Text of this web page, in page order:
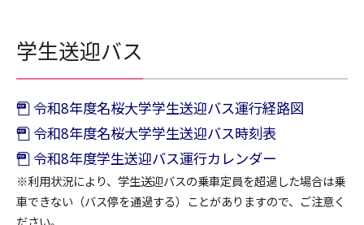
学生送迎バス
令和8年度名桜大学学生送迎バス運行経路図
令和8年度名桜大学学生送迎バス時刻表
令和8年度学生送迎バス運行カレンダー
※利用状況により、学生送迎バスの乗車定員を超過した場合は乗
車できない（バス停を通過する）ことがありますので、ご注意く